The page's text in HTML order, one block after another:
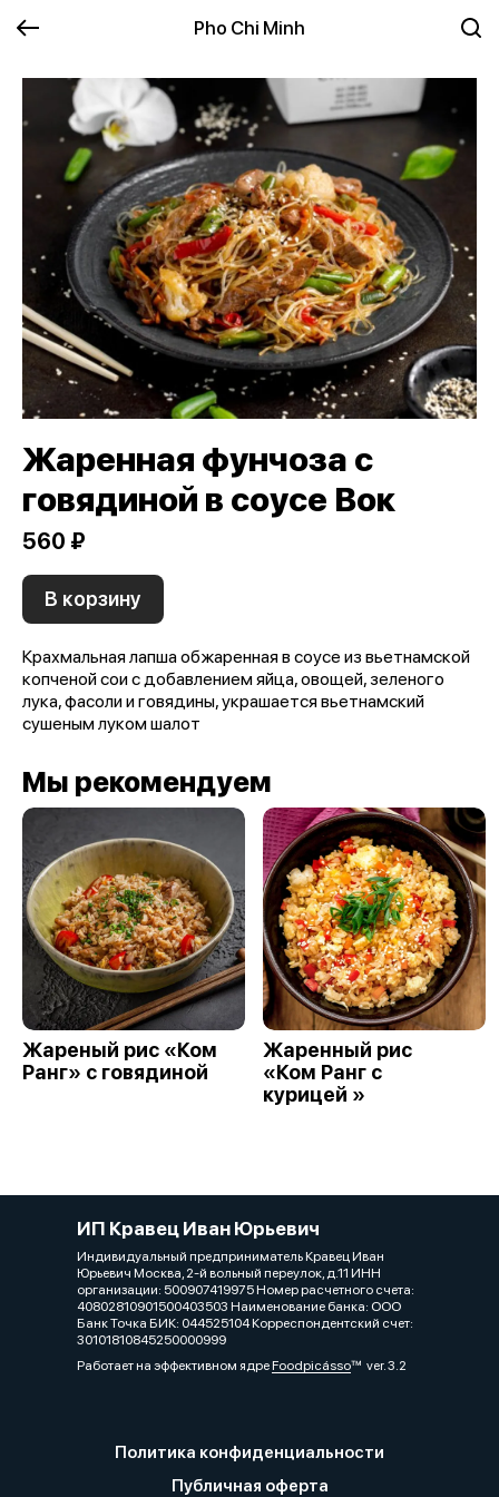
Pho Chi Minh
Жаренная фунчоза с
говядиной в соусе Вок
560 ₽
В корзину
Крахмальная лапша обжаренная в соусе из вьетнамской
копченой сои с добавлением яйца, овощей, зеленого
лука, фасоли и говядины, украшается вьетнамский
сушеным луком шалот
Мы рекомендуем
Жареный рис «Ком
Ранг» с говядиной
Жаренный рис
«Ком Ранг с
курицей »
ИП Кравец Иван Юрьевич
Индивидуальный предприниматель Кравец Иван
Юрьевич Москва, 2-й вольный переулок, д.11 ИНН
организации: 500907419975 Номер расчетного счета:
40802810901500403503 Наименование банка: ООО
Банк Точка БИК: 044525104 Корреспондентский счет:
30101810845250000999
Работает на эффективном ядреFoodpicássover. 3.2
Политика конфиденциальности
Публичная оферта